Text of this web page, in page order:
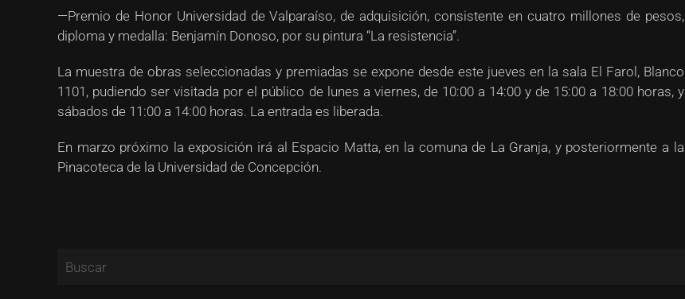
—Premio de Honor Universidad de Valparaíso, de adquisición, consistente en cuatro millones de pesos,
diploma y medalla: Benjamín Donoso, por su pintura “La resistencia”.
La muestra de obras seleccionadas y premiadas se expone desde este jueves en la sala El Farol, Blanco
1101, pudiendo ser visitada por el público de lunes a viernes, de 10:00 a 14:00 y de 15:00 a 18:00 horas, y
sábados de 11:00 a 14:00 horas. La entrada es liberada.
En marzo próximo la exposición irá al Espacio Matta, en la comuna de La Granja, y posteriormente a la
Pinacoteca de la Universidad de Concepción.